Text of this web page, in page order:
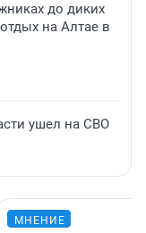
до диких
на Алтае в
ушел на СВО
МНЕНИЕ